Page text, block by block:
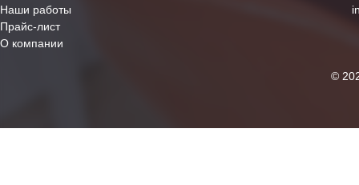
Наши работы
Прайс-лист
О компании
©